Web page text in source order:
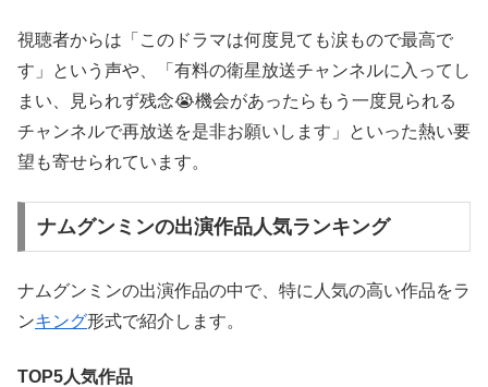
視聴者からは「このドラマは何度見ても涙もので最高で
す」という声や、「有料の衛星放送チャンネルに入ってし
まい、見られず残念😭機会があったらもう一度見られる
チャンネルで再放送を是非お願いします」といった熱い要
望も寄せられています。
ナムグンミンの出演作品人気ランキング
ナムグンミンの出演作品の中で、特に人気の高い作品をラ
ンキング形式で紹介します。
TOP5人気作品